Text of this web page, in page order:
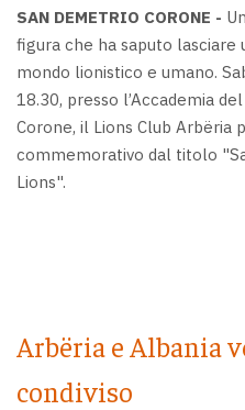
SAN DEMETRIO CORONE -
figura che ha saputo lasciare
mondo lionistico e umano.
18.30, presso l’Accademia
Corone, il Lions Club Arbëria
commemorativo dal titolo
Lions".
Arbëria e Albania
condiviso